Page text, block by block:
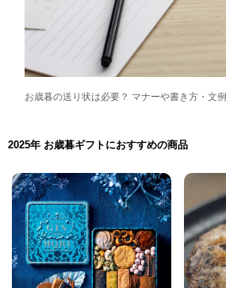
お歳暮の送り状は必要？ マナーや書き方・文
2025年 お歳暮ギフトにおすすめの商品